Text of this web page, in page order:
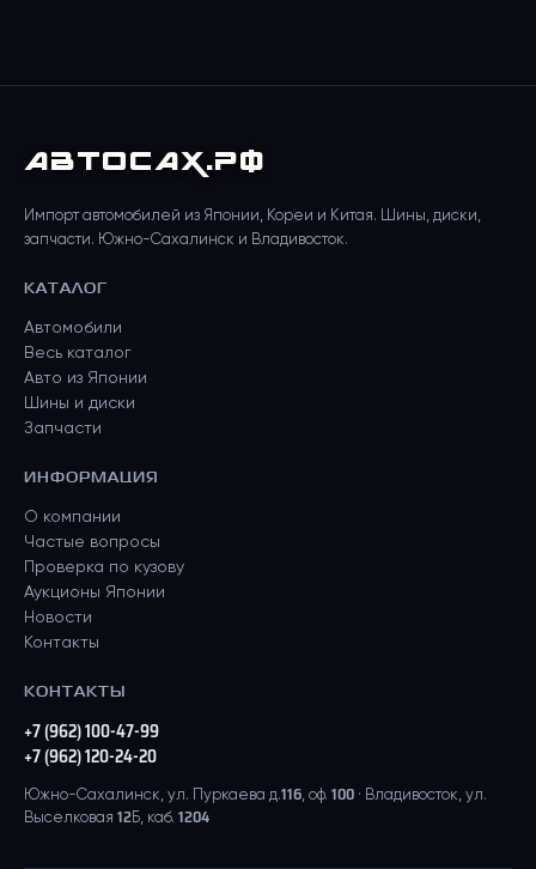
АВТОСАХ.РФ
Импорт автомобилей из Японии, Кореи и Китая. Шины, диски,
запчасти. Южно-Сахалинск и Владивосток.
КАТАЛОГ
Автомобили
Весь каталог
Авто из Японии
Шины и диски
Запчасти
ИНФОРМАЦИЯ
О компании
Частые вопросы
Проверка по кузову
Аукционы Японии
Новости
Контакты
КОНТАКТЫ
+7 (962) 100-47-99
+7 (962) 120-24-20
Южно-Сахалинск, ул. Пуркаева д.116, оф. 100 · Владивосток, ул.
Выселковая 12Б, каб. 1204